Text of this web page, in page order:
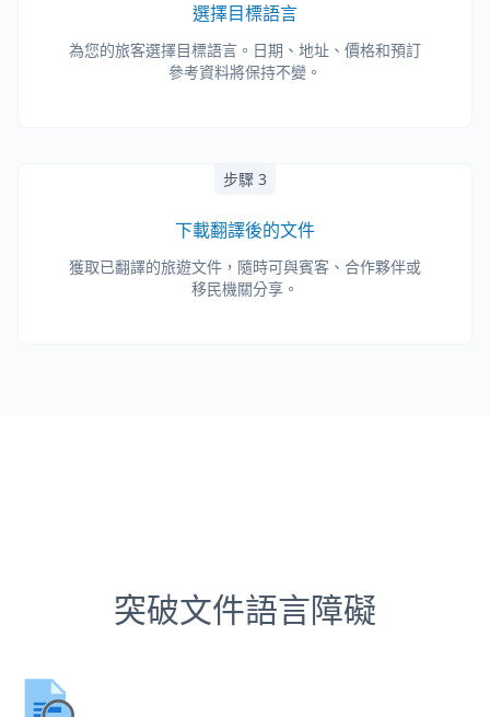
選擇目標語言
為您的旅客選擇目標語言。日期、地址、價格和預訂
參考資料將保持不變。
步驟 3
下載翻譯後的文件
獲取已翻譯的旅遊文件，隨時可與賓客、合作夥伴或
移民機關分享。
突破文件語言障礙